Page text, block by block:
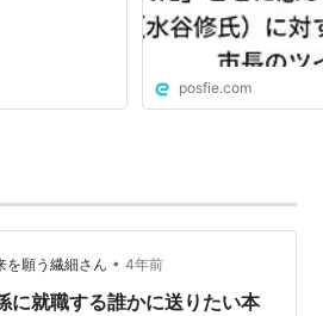
posfie.com
を願う繊細さん • 4年前
に就職する誰かに送りたい本